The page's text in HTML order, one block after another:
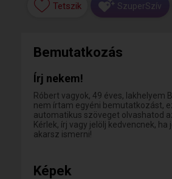
Tetszik SzuperSzív
Bemutatkozás
Írj nekem!
Róbert vagyok, 49 éves, lakhelyem
nem írtam egyéni bemutatkozást,
automatikus szöveget olvashatod
Kérlek, írj vagy jelölj kedvencnek, ha
akarsz ismerni!
Képek